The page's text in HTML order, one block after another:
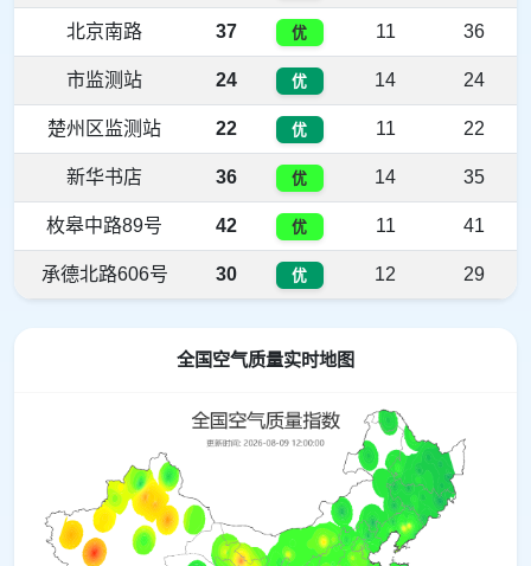
北京南路 37 优 11 36
市监测站 24 优 14 24
楚州区监测站 22 优 11 22
新华书店 36 优 14 35
枚皋中路89号 42 优 11 41
承德北路606号 30 优 12 29
全国空气质量实时地图